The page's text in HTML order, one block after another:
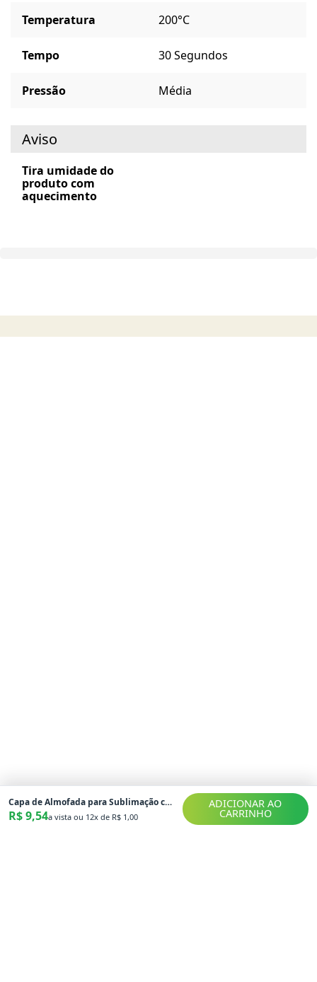
Capa de Almofada para Sublimação com Zíper Invisível 20x30cm - Opala Brindes
R$ 9,54a vista ou 12x de R$ 1,00
ADICIONAR AO
CARRINHO
Temperatura 200°C
Tempo 30 Segundos
Pressão Média
Aviso
Tira umidade do
produto com
aquecimento